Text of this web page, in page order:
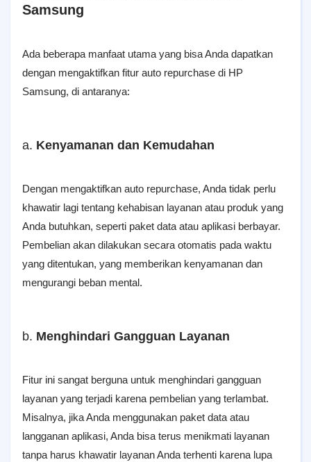
Samsung
Ada beberapa manfaat utama yang bisa Anda dapatkan
dengan mengaktifkan fitur auto repurchase di HP
Samsung, di antaranya:
a. Kenyamanan dan Kemudahan
Dengan mengaktifkan auto repurchase, Anda tidak perlu
khawatir lagi tentang kehabisan layanan atau produk yang
Anda butuhkan, seperti paket data atau aplikasi berbayar.
Pembelian akan dilakukan secara otomatis pada waktu
yang ditentukan, yang memberikan kenyamanan dan
mengurangi beban mental.
b. Menghindari Gangguan Layanan
Fitur ini sangat berguna untuk menghindari gangguan
layanan yang terjadi karena pembelian yang terlambat.
Misalnya, jika Anda menggunakan paket data atau
langganan aplikasi, Anda bisa terus menikmati layanan
tanpa harus khawatir layanan Anda terhenti karena lupa